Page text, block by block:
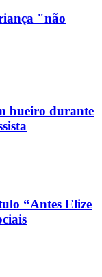
"não
bueiro durante
“Antes Elize